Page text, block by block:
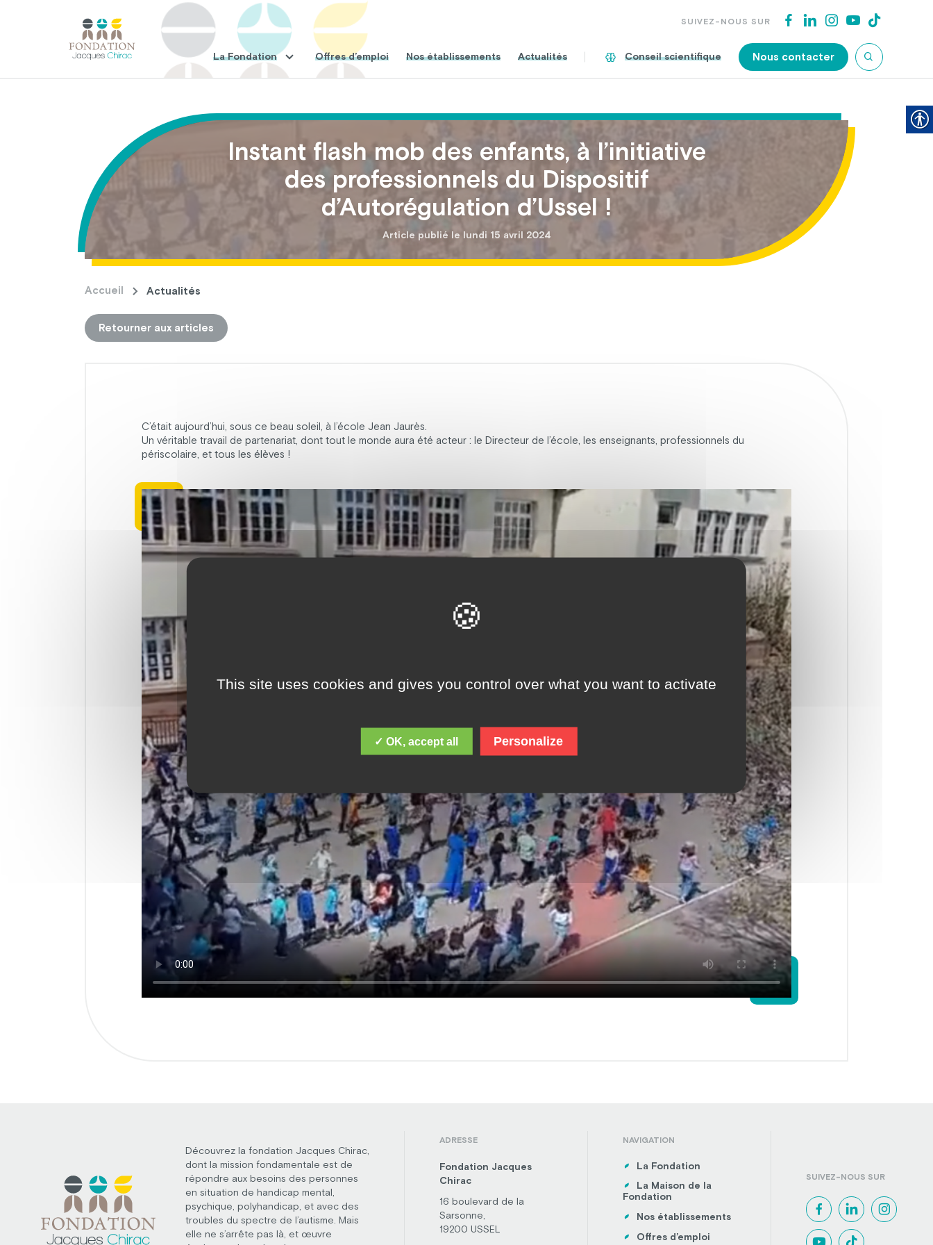
SUIVEZ-NOUS SUR
La Fondation Offres d’emploi Nos établissements Actualités Conseil scientifique Nous contacter
Instant flash mob des enfants, à l’initiative
des professionnels du Dispositif
d’Autorégulation d’Ussel !
Article publié le lundi 15 avril 2024
Accueil Actualités
Retourner aux articles
C’était aujourd’hui, sous ce beau soleil, à l’école Jean Jaurès.
Un véritable travail de partenariat, dont tout le monde aura été acteur : le Directeur de l’école, les enseignants, professionnels du
périscolaire, et tous les élèves !
Découvrez la fondation Jacques Chirac,
dont la mission fondamentale est de
répondre aux besoins des personnes
en situation de handicap mental,
psychique, polyhandicap, et avec des
troubles du spectre de l’autisme. Mais
elle ne s’arrête pas là, et œuvre
ADRESSE
Fondation Jacques
Chirac
16 boulevard de la
Sarsonne,
19200 USSEL
NAVIGATION
La Fondation
La Maison de la
Fondation
Nos établissements
Offres d’emploi
SUIVEZ-NOUS SUR
This site uses cookies and gives you control over what you want to activate
✓ OK, accept all Personalize